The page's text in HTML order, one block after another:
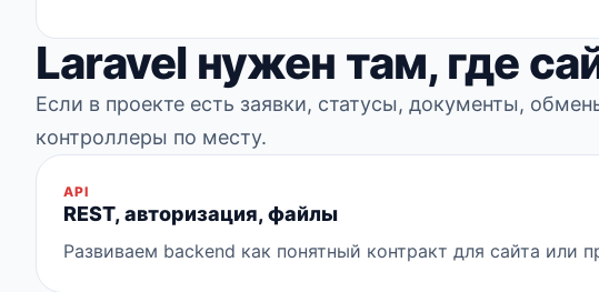
Laravel нужен там, где
Если в проекте есть заявки, статусы, документы,
контроллеры по месту.
API
REST, авторизация, файлы
Развиваем backend как понятный контракт для сайта или